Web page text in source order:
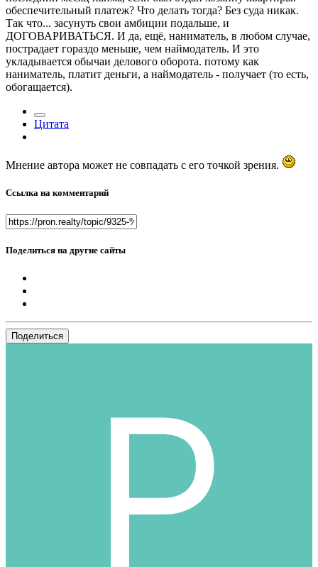
обеспечительный платеж? Что делать тогда? Без суда никак.
Так что... засунуть свои амбиции подальше, и
ДОГОВАРИВАТЬСЯ. И да, ещё, наниматель, в любом случае,
пострадает гораздо меньше, чем наймодатель. И это
укладывается обычаи делового оборота. потому как
наниматель, платит деньги, а наймодатель - получает (то есть,
обогащается).
Цитата
Мнение автора может не совпадать с его точкой зрения.
Ссылка на комментарий
Поделиться на другие сайты
Поделиться